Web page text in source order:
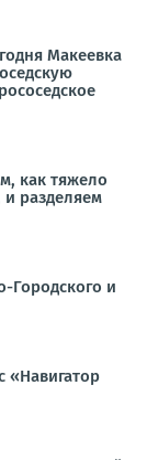
Макеевка
как тяжело
и разделяем
Городского и
«Навигатор